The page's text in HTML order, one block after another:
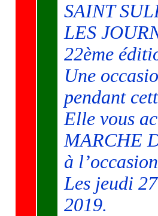
SAINT
LES
22ème
Une
pendant
Elle vous
MARCHE
à
Les jeudi
2019.